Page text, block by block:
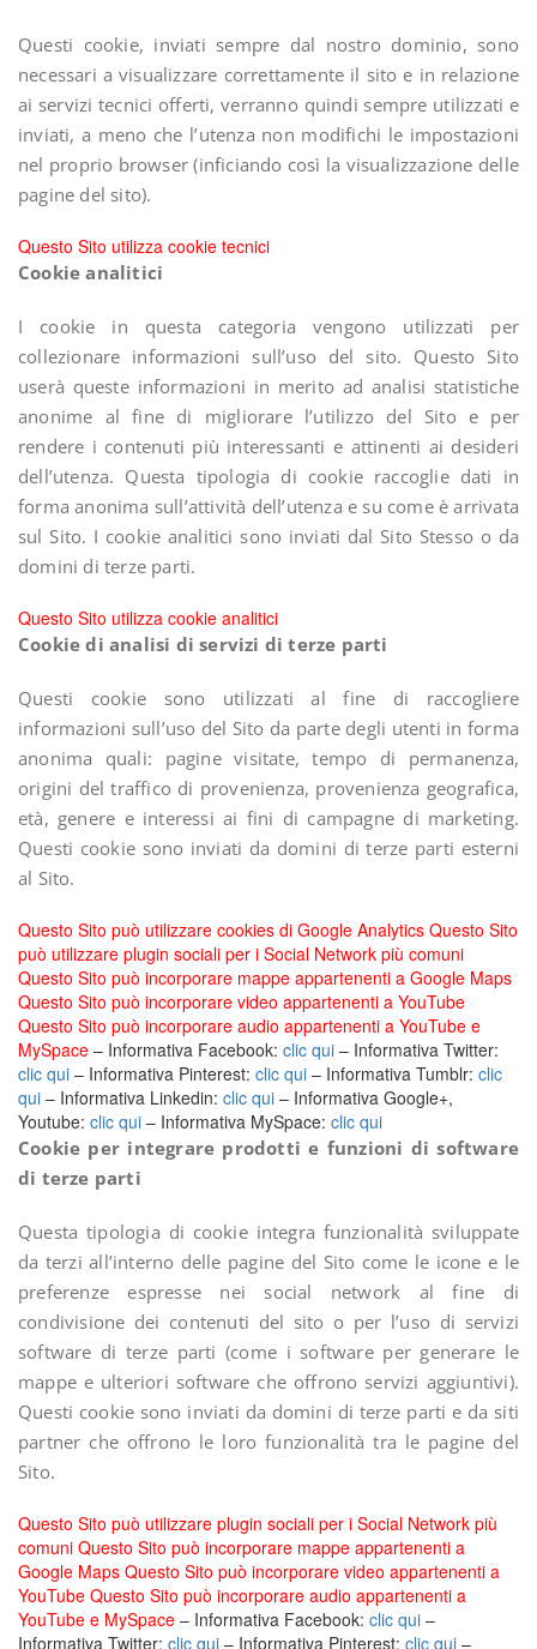
Questi cookie, inviati sempre dal nostro dominio, sono
necessari a visualizzare correttamente il sito e in relazione
ai servizi tecnici offerti, verranno quindi sempre utilizzati e
inviati, a meno che l’utenza non modifichi le impostazioni
nel proprio browser (inficiando così la visualizzazione delle
pagine del sito).
Questo Sito utilizza cookie tecnici
Cookie analitici
I cookie in questa categoria vengono utilizzati per
collezionare informazioni sull’uso del sito. Questo Sito
userà queste informazioni in merito ad analisi statistiche
anonime al fine di migliorare l’utilizzo del Sito e per
rendere i contenuti più interessanti e attinenti ai desideri
dell’utenza. Questa tipologia di cookie raccoglie dati in
forma anonima sull’attività dell’utenza e su come è arrivata
sul Sito. I cookie analitici sono inviati dal Sito Stesso o da
domini di terze parti.
Questo Sito utilizza cookie analitici
Cookie di analisi di servizi di terze parti
Questi cookie sono utilizzati al fine di raccogliere
informazioni sull’uso del Sito da parte degli utenti in forma
anonima quali: pagine visitate, tempo di permanenza,
origini del traffico di provenienza, provenienza geografica,
età, genere e interessi ai fini di campagne di marketing.
Questi cookie sono inviati da domini di terze parti esterni
al Sito.
Questo Sito può utilizzare cookies di Google Analytics Questo Sito
può utilizzare plugin sociali per i Social Network più comuni
Questo Sito può incorporare mappe appartenenti a Google Maps
Questo Sito può incorporare video appartenenti a YouTube
Questo Sito può incorporare audio appartenenti a YouTube e
MySpace – Informativa Facebook: clic qui – Informativa Twitter:
clic qui – Informativa Pinterest: clic qui – Informativa Tumblr: clic
qui – Informativa Linkedin: clic qui – Informativa Google+,
Youtube: clic qui – Informativa MySpace: clic qui
Cookie per integrare prodotti e funzioni di software
di terze parti
Questa tipologia di cookie integra funzionalità sviluppate
da terzi all’interno delle pagine del Sito come le icone e le
preferenze espresse nei social network al fine di
condivisione dei contenuti del sito o per l’uso di servizi
software di terze parti (come i software per generare le
mappe e ulteriori software che offrono servizi aggiuntivi).
Questi cookie sono inviati da domini di terze parti e da siti
partner che offrono le loro funzionalità tra le pagine del
Sito.
Questo Sito può utilizzare plugin sociali per i Social Network più
comuni Questo Sito può incorporare mappe appartenenti a
Google Maps Questo Sito può incorporare video appartenenti a
YouTube Questo Sito può incorporare audio appartenenti a
YouTube e MySpace – Informativa Facebook: clic qui –
Informativa Twitter: clic qui – Informativa Pinterest: clic qui –